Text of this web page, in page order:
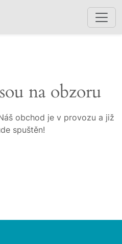
na obzoru
obchod je v provozu a již
spuštěn!